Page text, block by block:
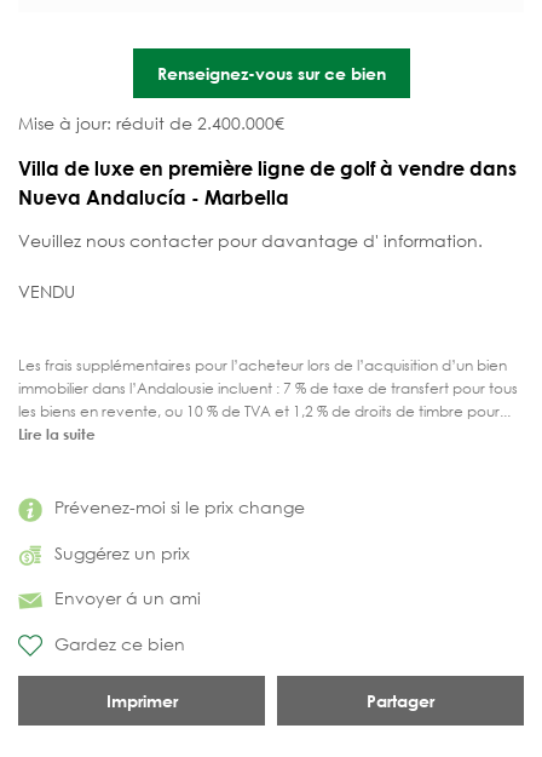
Prévenez-moi si le prix change
Suggérez un prix
Envoyer á un ami
Gardez ce bien
Imprimer Partager
Renseignez-vous sur ce bien
Mise à jour: réduit de 2.400.000€
Villa de luxe en première ligne de golf à vendre dans
Nueva Andalucía - Marbella
Veuillez nous contacter pour davantage d' information.
VENDU
Les frais supplémentaires pour l’acheteur lors de l’acquisition d’un bien
immobilier dans l’Andalousie incluent : 7 % de taxe de transfert pour tous
les biens en revente, ou 10 % de TVA et 1,2 % de droits de timbre pour...
Lire la suite